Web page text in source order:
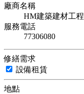
廠商名稱
HM建築建材工程
服務電話
77306080
修繕需求
設備租賃
地點